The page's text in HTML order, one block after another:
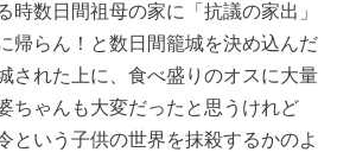
時数日間祖母の家に「抗議の家出」
帰らん！と数日間籠城を決め込んだ
された上に、食べ盛りのオスに大量
ちゃんも大変だったと思うけれど
という子供の世界を抹殺するかのよ